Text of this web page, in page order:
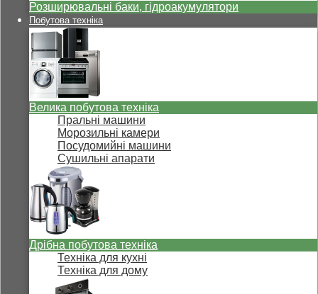
Розширювальні баки, гідроакумулятори
Побутова техніка
Велика побутова техніка
Пральні машини
Морозильні камери
Посудомийні машини
Сушильні апарати
Дрібна побутова техніка
Техніка для кухні
Техніка для дому